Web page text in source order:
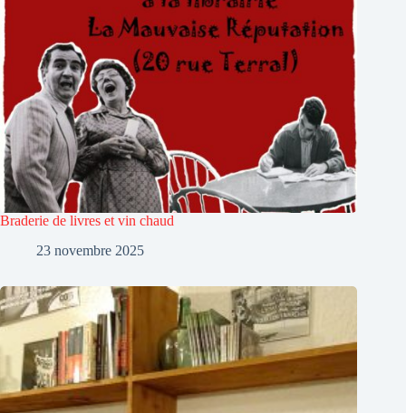
Braderie de livres et vin chaud
23 novembre 2025